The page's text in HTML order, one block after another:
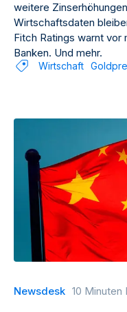
weitere
Wirtschaftsdaten
Fitch Ratings warnt vor
Banken. Und mehr.
Wirtschaft
Newsdesk 10